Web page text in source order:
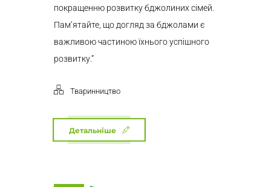
покращенню розвитку бджолиних сімей.
Пам’ятайте, що догляд за бджолами є
важливою частиною їхнього успішного
розвитку.”
Тваринництво
Детальніше